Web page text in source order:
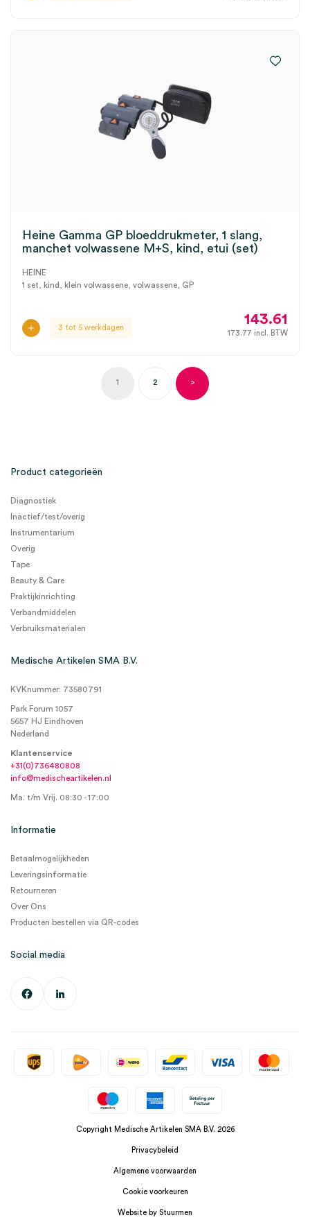
Heine Gamma GP bloeddrukmeter, 1 slang,
manchet volwassene M+S, kind, etui (set)
HEINE
1 set, kind, klein volwassene, volwassene, GP
3 tot 5 werkdagen
143.61
173.77 incl. BTW
1 2 >
Product categorieën
Diagnostiek
Inactief/test/overig
Instrumentarium
Overig
Tape
Beauty & Care
Praktijkinrichting
Verbandmiddelen
Verbruiksmaterialen
Medische Artikelen SMA B.V.
KVKnummer: 73580791
Park Forum 1057
5657 HJ Eindhoven
Nederland
Klantenservice
+31(0)736480808
info@medischeartikelen.nl
Ma. t/m Vrij. 08:30 - 17:00
Informatie
Betaalmogelijkheden
Leveringsinformatie
Retourneren
Over Ons
Producten bestellen via QR-codes
Social media
Copyright Medische Artikelen SMA B.V. 2026
Privacybeleid
Algemene voorwaarden
Cookie voorkeuren
Website by Stuurmen